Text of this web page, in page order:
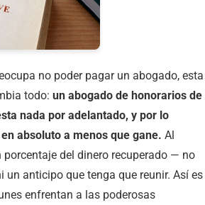
mi ubicación
Beaumont Corpus Christi
Laredo Longview
no poder pagar un abogado, esta
todo: un abogado de honorarios de
nada por adelantado, y por lo
absoluto a menos que gane. Al
porcentaje del dinero recuperado — no
un anticipo que tenga que reunir. Así es
enfrentan a las poderosas